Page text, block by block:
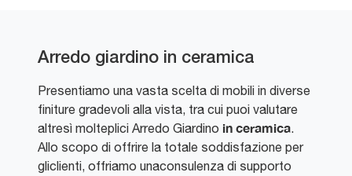
Arredo giardino in ceramica
Presentiamo una vasta scelta di mobili in diverse
finiture gradevoli alla vista, tra cui puoi valutare
altresì molteplici Arredo Giardino in ceramica.
Allo scopo di offrire la totale soddisfazione per
gliclienti, offriamo unaconsulenza di supporto